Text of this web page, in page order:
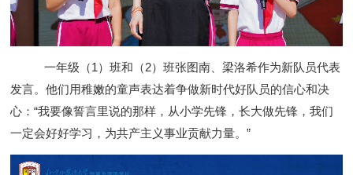
一年级（1）班和（2）班张图南、梁洛希作为新队员代表
发言。他们用稚嫩的童声表达着争做新时代好队员的信心和决
心：“我要像誓言里说的那样，从小学先锋，长大做先锋，我们
一定会好好学习，为共产主义事业贡献力量。”